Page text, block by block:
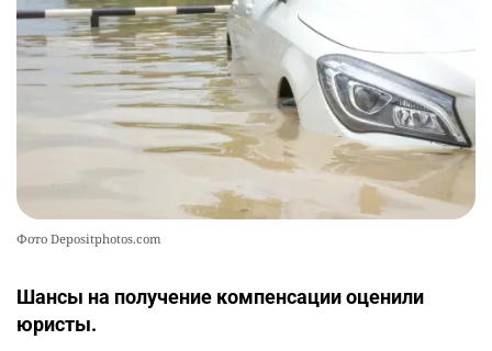
10
🎬 Умер известный казахстанский
кинорежиссёр Ардак Амиркулов
2323 0 50
Фото Depositphotos.com
Шансы на получение компенсации оценили
юристы.